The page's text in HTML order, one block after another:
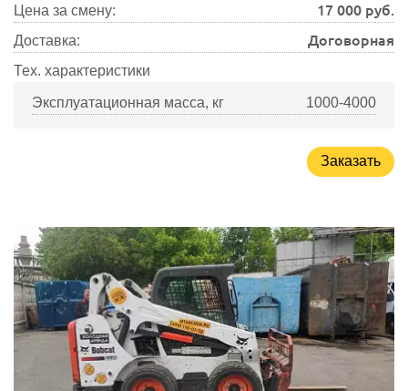
Цена за смену: 17 000 руб.
Доставка: Договорная
Тех. характеристики
Эксплуатационная масса, кг 1000-4000
Заказать